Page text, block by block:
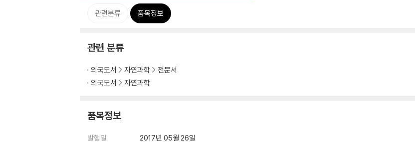
관련분류 품목정보
관련 분류
외국도서 자연과학
전문서
외국도서
자연과학
품목정보
발행일
2017년 05월 26일